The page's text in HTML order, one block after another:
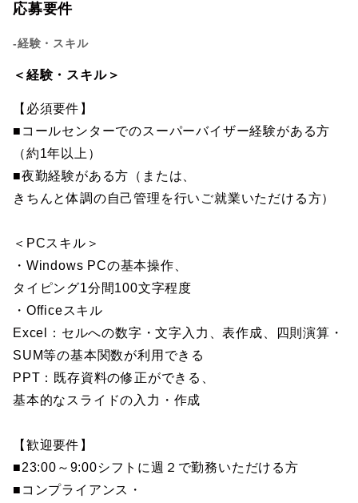
応募要件
-経験・スキル
＜経験・スキル＞
【必須要件】
■コールセンターでのスーパーバイザー経験がある方
（約1年以上）
■夜勤経験がある方（または、
きちんと体調の自己管理を行いご就業いただける方）
＜PCスキル＞
・Windows PCの基本操作、
タイピング1分間100文字程度
・Officeスキル
Excel：セルへの数字・文字入力、表作成、四則演算・
SUM等の基本関数が利用できる
PPT：既存資料の修正ができる、
基本的なスライドの入力・作成
【歓迎要件】
■23:00～9:00シフトに週２で勤務いただける方
■コンプライアンス・